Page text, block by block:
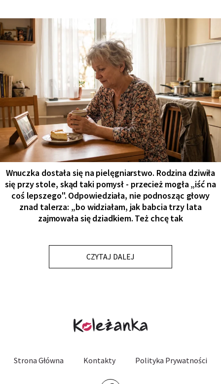
Wnuczka dostała się na pielęgniarstwo. Rodzina dziwiła
się przy stole, skąd taki pomysł - przecież mogła „iść na
coś lepszego". Odpowiedziała, nie podnosząc głowy
znad talerza: „bo widziałam, jak babcia trzy lata
zajmowała się dziadkiem. Też chcę tak
CZYTAJ DALEJ
Strona Główna Kontakty Polityka Prywatności